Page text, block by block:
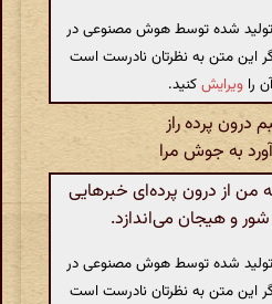
تولید شده توسط هوش مصنوعی در
این متن به نظرتان نادرست است
را ویرایشکنید.
درون پرده راز
به جوش مرا
از درون پرده‌ای خبرهایی
شور و هیجان می‌اندازد.
تولید شده توسط هوش مصنوعی در
این متن به نظرتان نادرست است